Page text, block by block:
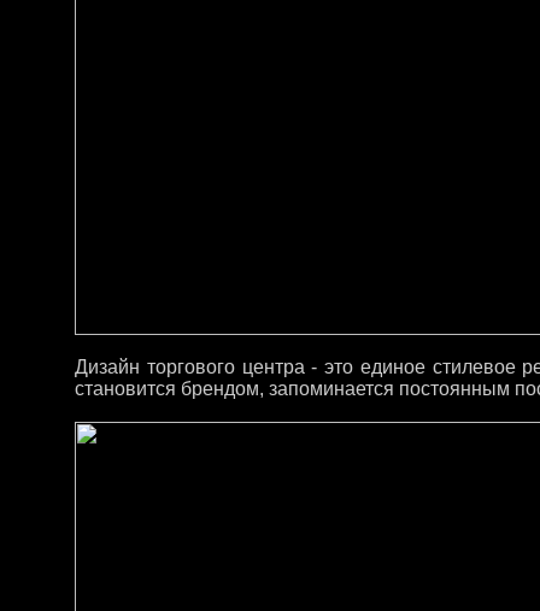
Дизайн торгового центра - это единое
становится брендом, запоминается постоянным